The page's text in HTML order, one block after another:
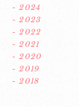
- 2024
- 2023
- 2022
- 2021
- 2020
- 2019
- 2018